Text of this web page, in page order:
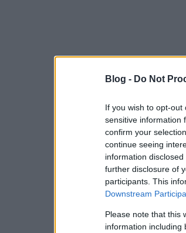
Blog - Do Not
If you wish to opt-
sensitive information
confirm your
continue seeing
information
further disclosure of
participants. This
Downstream
Please note that this
information including